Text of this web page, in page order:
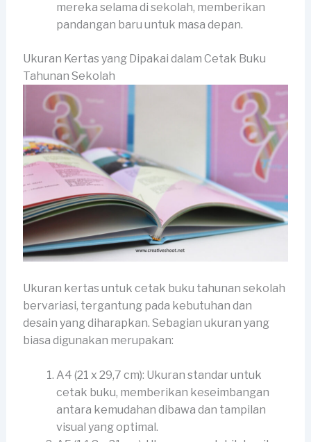
mereka selama di sekolah, memberikan
pandangan baru untuk masa depan.
Ukuran Kertas yang Dipakai dalam Cetak Buku
Tahunan Sekolah
Ukuran kertas untuk cetak buku tahunan sekolah
bervariasi, tergantung pada kebutuhan dan
desain yang diharapkan. Sebagian ukuran yang
biasa digunakan merupakan:
A4 (21 x 29,7 cm): Ukuran standar untuk
cetak buku, memberikan keseimbangan
antara kemudahan dibawa dan tampilan
visual yang optimal.